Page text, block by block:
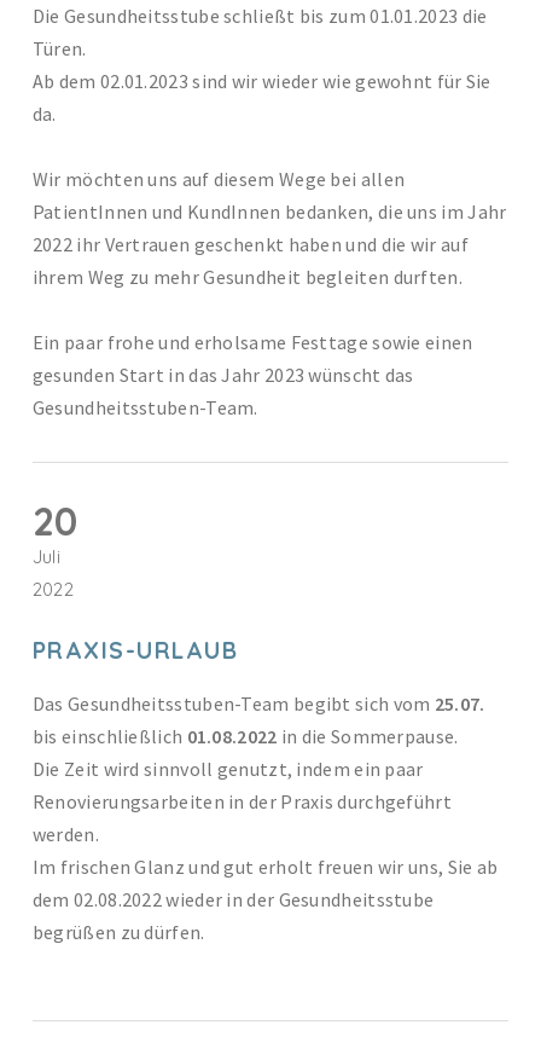
Die Gesundheitsstube schließt bis zum 01.01.2023 die
Türen.
Ab dem 02.01.2023 sind wir wieder wie gewohnt für Sie
da.
Wir möchten uns auf diesem Wege bei allen
PatientInnen und KundInnen bedanken, die uns im Jahr
2022 ihr Vertrauen geschenkt haben und die wir auf
ihrem Weg zu mehr Gesundheit begleiten durften.
Ein paar frohe und erholsame Festtage sowie einen
gesunden Start in das Jahr 2023 wünscht das
Gesundheitsstuben-Team.
20
Juli
2022
PRAXIS-URLAUB
Das Gesundheitsstuben-Team begibt sich vom 25.07.
bis einschließlich 01.08.2022 in die Sommerpause.
Die Zeit wird sinnvoll genutzt, indem ein paar
Renovierungsarbeiten in der Praxis durchgeführt
werden.
Im frischen Glanz und gut erholt freuen wir uns, Sie ab
dem 02.08.2022 wieder in der Gesundheitsstube
begrüßen zu dürfen.